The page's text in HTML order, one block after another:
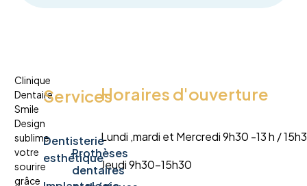
Clinique
Dentaire
Smile
Design
sublime
votre
sourire
grâce
Services
Dentisterie
esthétique
Prothèses
dentaires
Horaires d'ouverture
Lundi ,mardi et Mercredi 9h30 -13 h /
Jeudi 9h30-15h30